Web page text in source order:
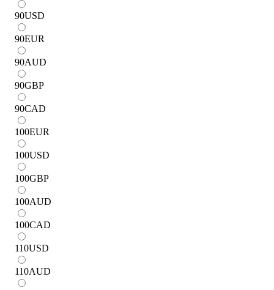
90USD
90EUR
90AUD
90GBP
90CAD
100EUR
100USD
100GBP
100AUD
100CAD
110USD
110AUD